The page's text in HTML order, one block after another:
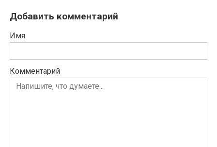
Добавить комментарий
Имя
Комментарий